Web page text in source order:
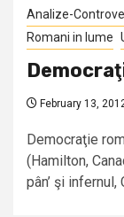
Analize-
Romani in lume
February 13,
Democraţie
(Hamilton,
pân’ şi infernul,